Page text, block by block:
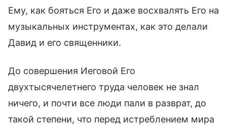
Ему, как бояться Его и даже восхвалять Его на
музыкальных инструментах, как это делали
Давид и его священники.
До совершения Иеговой Его
двухтысячелетнего труда человек не знал
ничего, и почти все люди пали в разврат, до
такой степени, что перед истреблением мира